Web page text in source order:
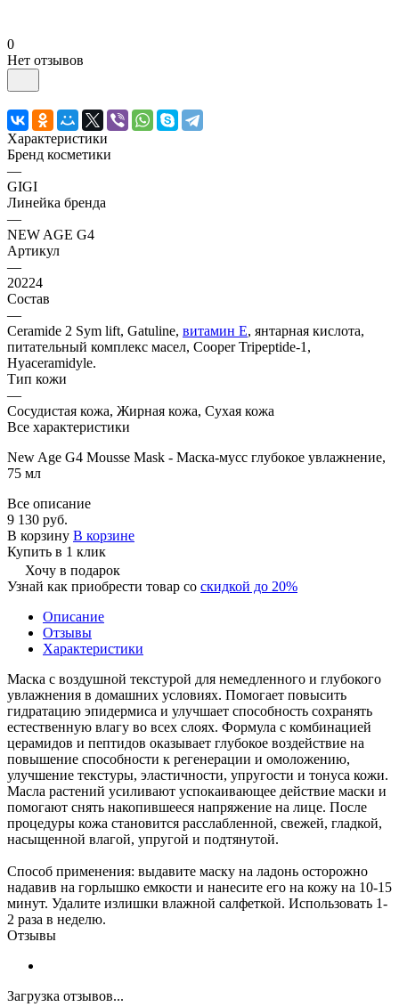
0
Нет отзывов
Характеристики
Бренд косметики
—
GIGI
Линейка бренда
—
NEW AGE G4
Артикул
—
20224
Состав
—
Сeramide 2 Sym lift, Gatuline, витамин Е, янтарная кислота,
питательный комплекс масел, Cooper Tripeptide-1,
Hyaceramidyle.
Тип кожи
—
Сосудистая кожа, Жирная кожа, Сухая кожа
Все характеристики
New Age G4 Mousse Mask - Маска-мусс глубокое увлажнение,
75 мл
Все описание
9 130 руб.
В корзину В корзине
Купить в 1 клик
Хочу в подарок
Узнай как приобрести товар со скидкой до 20%
Описание
Отзывы
Характеристики
Маска с воздушной текстурой для немедленного и глубокого
увлажнения в домашних условиях. Помогает повысить
гидратацию эпидермиса и улучшает способность сохранять
естественную влагу во всех слоях. Формула с комбинацией
церамидов и пептидов оказывает глубокое воздействие на
повышение способности к регенерации и омоложению,
улучшение текстуры, эластичности, упругости и тонуса кожи.
Масла растений усиливают успокаивающее действие маски и
помогают снять накопившееся напряжение на лице. После
процедуры кожа становится расслабленной, свежей, гладкой,
насыщенной влагой, упругой и подтянутой.
Способ применения: выдавите маску на ладонь осторожно
надавив на горлышко емкости и нанесите его на кожу на 10-15
минут. Удалите излишки влажной салфеткой. Использовать 1-
2 раза в неделю.
Отзывы
Загрузка отзывов...